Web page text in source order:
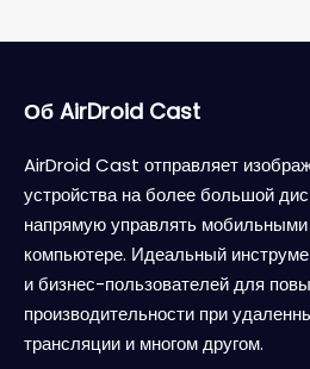
Об AirDroid Cast
AirDroid Cast отправляет
устройства на более большой
напрямую управлять мобильными
компьютере. Идеальный
и бизнес-пользователей для
производительности при
трансляции и многом другом.